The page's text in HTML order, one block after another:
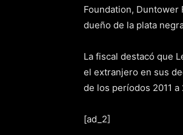
Foundation, Duntower
dueño de la plata
La fiscal destacó que
el extranjero en sus
de los períodos 2011
[ad_2]